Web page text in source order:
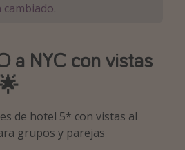
a NYC con vistas
de hotel 5* con vistas al
grupos y parejas